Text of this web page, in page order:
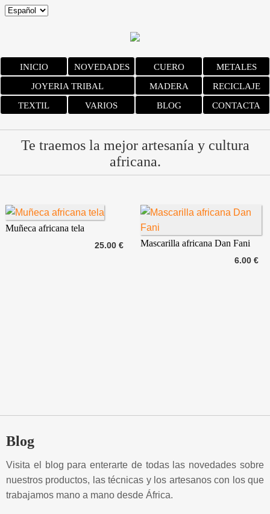
INICIO NOVEDADES CUERO
METALES
JOYERIA TRIBAL
MADERA
RECICLAJE
TEXTIL
VARIOS BLOG CONTACTA
Te traemos la mejor artesanía y cultura
africana.
25.00 €
Muñeca africana tela
6.00 €
Mascarilla africana Dan Fani
Blog
Visita el blog para enterarte de todas las novedades sobre
nuestros productos, las técnicas y los artesanos con los que
trabajamos mano a mano desde África.